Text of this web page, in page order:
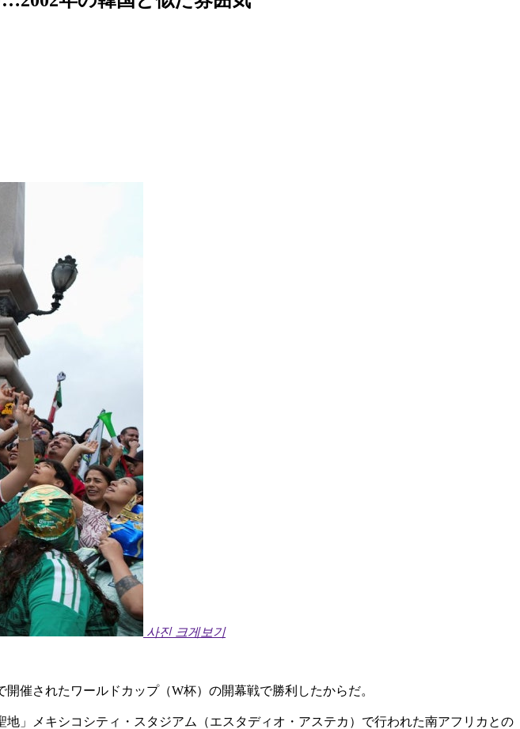
사진 크게보기
催されたワールドカップ（W杯）の開幕戦で勝利したからだ。
」メキシコシティ・スタジアム（エスタディオ・アステカ）で行われた南アフリカとの